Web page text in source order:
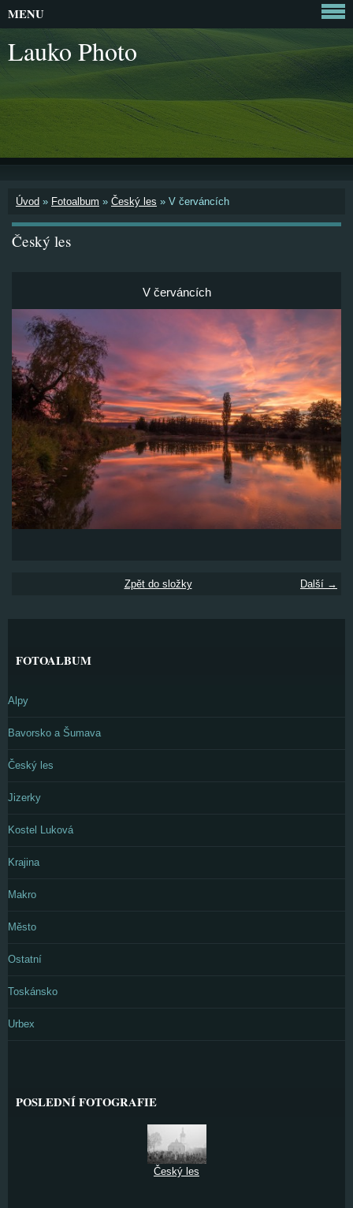
Lauko Photo
Úvod » Fotoalbum » Český les » V červáncích
Český les
V červáncích
Další →
Zpět do složky
MENU
FOTOALBUM
Alpy
Bavorsko a Šumava
Český les
Jizerky
Kostel Luková
Krajina
Makro
Město
Ostatní
Toskánsko
Urbex
POSLEDNÍ FOTOGRAFIE
Český les